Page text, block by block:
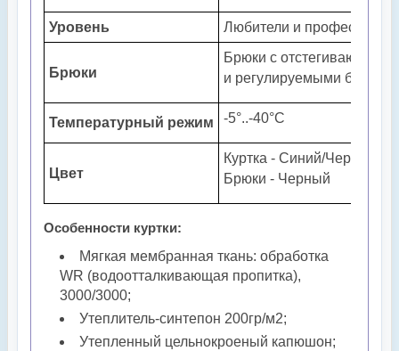
Уровень Любители и
Брюки
Брюки с
и регулируемыми
Температурный режим -5°..-40°С
Цвет
Куртка - Синий/Черный
Брюки - Черный
Особенности куртки:
Мягкая мембранная ткань: обработка
WR (водоотталкивающая пропитка),
3000/3000;
Утеплитель-синтепон 200гр/м2;
Утепленный цельнокроеный капюшон;